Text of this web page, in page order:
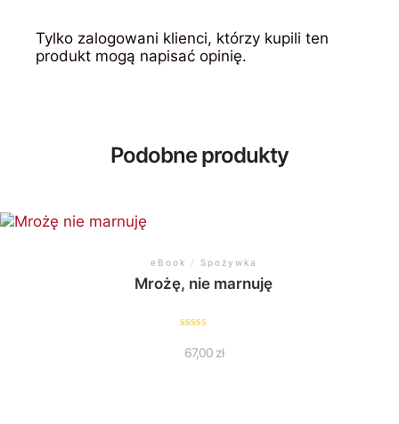
Tylko zalogowani klienci, którzy kupili ten
produkt mogą napisać opinię.
Podobne produkty
eBook / Spożywka
Mrożę, nie marnuję
na 5
67,00 zł